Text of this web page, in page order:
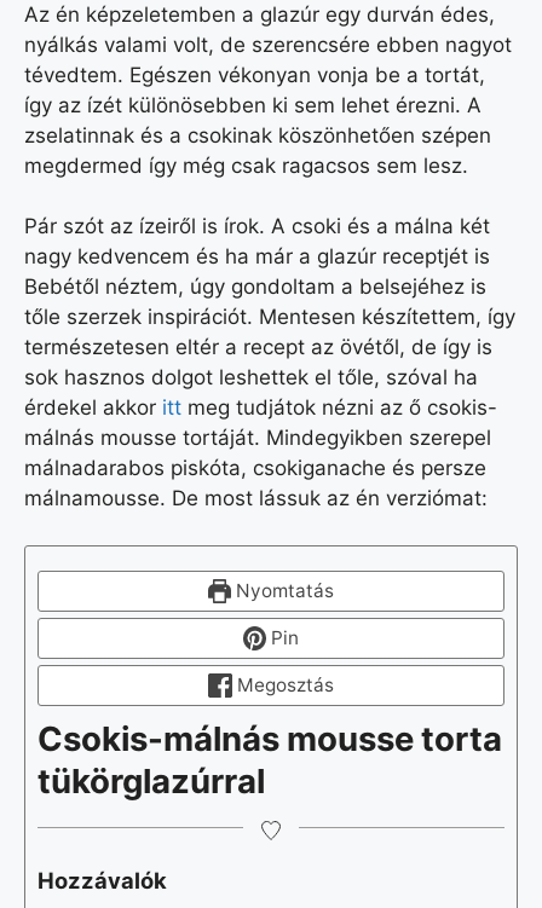
Az én képzeletemben a glazúr egy durván édes,
nyálkás valami volt, de szerencsére ebben nagyot
tévedtem. Egészen vékonyan vonja be a tortát,
így az ízét különösebben ki sem lehet érezni. A
zselatinnak és a csokinak köszönhetően szépen
megdermed így még csak ragacsos sem lesz.
Pár szót az ízeiről is írok. A csoki és a málna két
nagy kedvencem és ha már a glazúr receptjét is
Bebétől néztem, úgy gondoltam a belsejéhez is
tőle szerzek inspirációt. Mentesen készítettem, így
természetesen eltér a recept az övétől, de így is
sok hasznos dolgot leshettek el tőle, szóval ha
érdekel akkor itt meg tudjátok nézni az ő csokis-
málnás mousse tortáját. Mindegyikben szerepel
málnadarabos piskóta, csokiganache és persze
málnamousse. De most lássuk az én verziómat:
Nyomtatás
Pin
Megosztás
Csokis-málnás mousse torta
tükörglazúrral
Hozzávalók